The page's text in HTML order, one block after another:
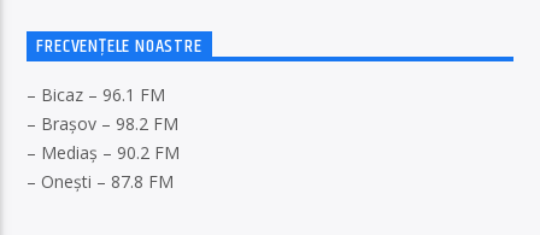
FRECVENȚELE NOASTRE
– Bicaz – 96.1 FM
– Brașov – 98.2 FM
– Mediaș – 90.2 FM
– Onești – 87.8 FM